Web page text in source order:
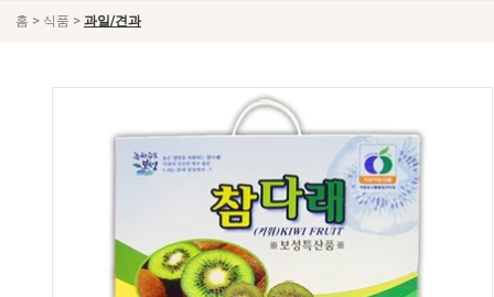
홈 > 식품 > 과일/견과